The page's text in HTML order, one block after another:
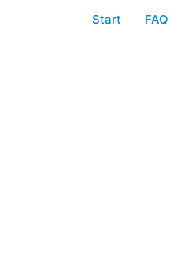
Start FAQ